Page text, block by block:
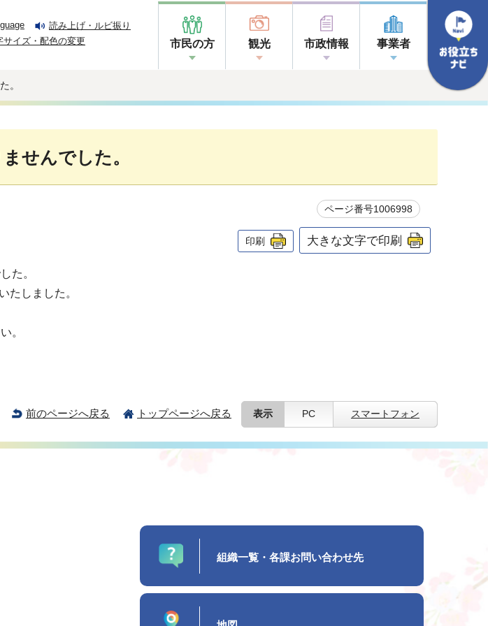
読み上げ・ルビ振り
サイズ・配色の変更
市民の方 観光 市政情報 事業者
。
せんでした。
ページ番号1006998
印刷 大きな文字で印刷
た。
たしました。
。
前のページへ戻る トップページへ戻る 表示 PC スマートフォン
組織一覧・各課お問い合わせ先